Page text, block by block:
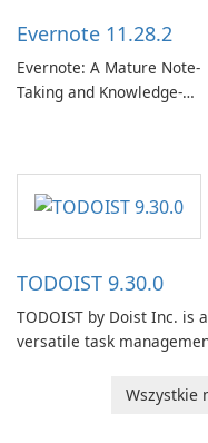
Evernote 11.28.2
Evernote: A Mature Note-
Taking and Knowledge-
capturing, organizing, and
retrieving notes and
reference materials across
TODOIST 9.30.0
TODOIST by Doist Inc. is a
versatile task
individuals and teams
Wszystkie